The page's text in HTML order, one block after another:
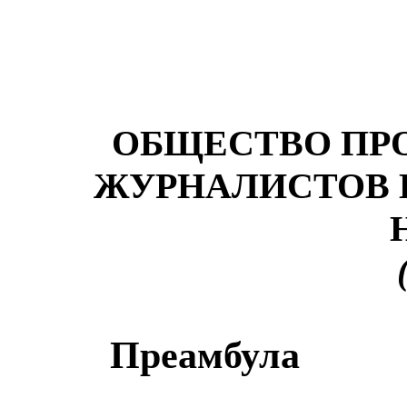
ОБЩЕСТВО
ЖУРНАЛИСТОВ
Преамбула